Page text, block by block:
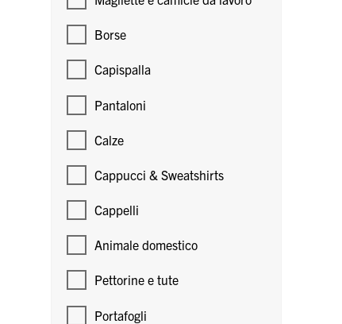
Borse
Capispalla
Pantaloni
Calze
Cappucci & Sweatshirts
Cappelli
Animale domestico
Pettorine e tute
Portafogli